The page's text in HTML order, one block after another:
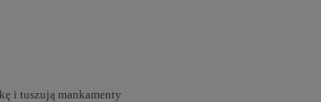
i tuszują mankamenty